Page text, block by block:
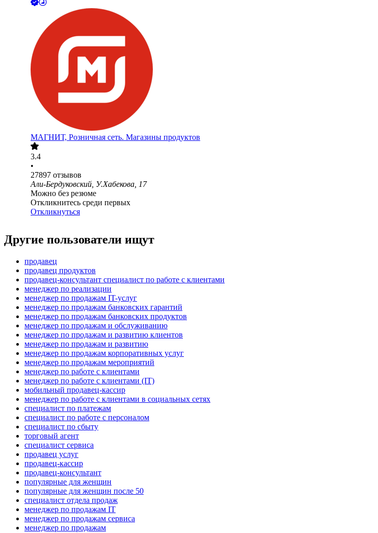
МАГНИТ, Розничная сеть. Магазины продуктов
3.4
•
27897 отзывов
Али-Бердуковский, У.Хабекова, 17
Можно без резюме
Откликнитесь среди первых
Откликнуться
Другие пользователи ищут
продавец
продавец продуктов
продавец-консультант специалист по работе с клиентами
менеджер по реализации
менеджер по продажам IT-услуг
менеджер по продажам банковских гарантий
менеджер по продажам банковских продуктов
менеджер по продажам и обслуживанию
менеджер по продажам и развитию клиентов
менеджер по продажам и развитию
менеджер по продажам корпоративных услуг
менеджер по продажам мероприятий
менеджер по работе с клиентами
менеджер по работе с клиентами (IT)
мобильный продавец-кассир
менеджер по работе с клиентами в социальных сетях
специалист по платежам
специалист по работе с персоналом
специалист по сбыту
торговый агент
специалист сервиса
продавец услуг
продавец-кассир
продавец-консультант
популярные для женщин
популярные для женщин после 50
специалист отдела продаж
менеджер по продажам IT
менеджер по продажам сервиса
менеджер по продажам